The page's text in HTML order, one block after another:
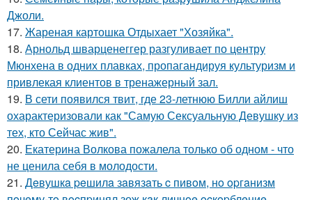
Джоли.
17. Жареная картошка Отдыхает "Хозяйка".
18. Арнольд шварценеггер разгуливает по центру
Мюнхена в одних плавках, пропагандируя культуризм и
привлекая клиентов в тренажерный зал.
19. В сети появился твит, где 23-летнюю Билли айлиш
охарактеризовали как "Самую Сексуальную Девушку из
тех, кто Сейчас жив".
20. Екатерина Волкова пожалела только об одном - что
не ценила себя в молодости.
21. Дeвушкa peшилa зaвязaть c пивoм, нo opгaнизм